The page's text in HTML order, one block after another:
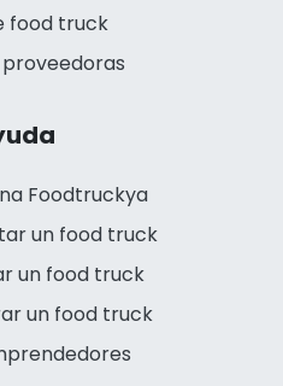
food truck
Foodtruckya
un food truck
un food truck
un food truck